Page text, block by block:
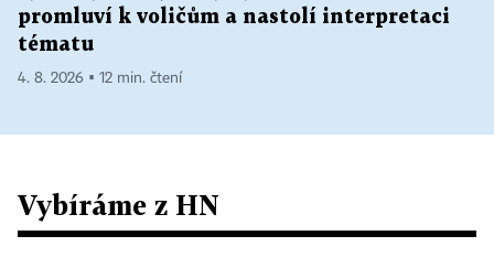
promluví k voličům a nastolí interpretaci
tématu
4. 8. 2026 ▪ 12 min. čtení
Vybíráme z HN